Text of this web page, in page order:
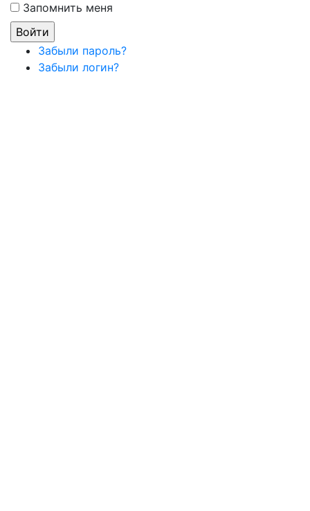
Запомнить меня
Забыли пароль?
Забыли логин?